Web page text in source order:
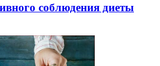
соблюдения диеты